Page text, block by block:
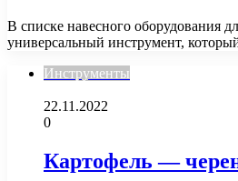
В списке навесного оборудования
универсальный инструмент,
Инструменты
22.11.2022
0
Картофель —